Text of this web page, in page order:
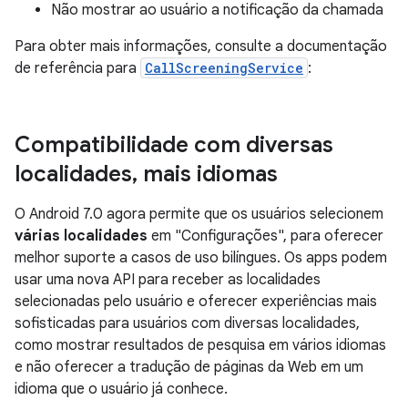
Não mostrar ao usuário a notificação da chamada
Para obter mais informações, consulte a documentação
de referência para CallScreeningService :
Compatibilidade com diversas
localidades, mais idiomas
O Android 7.0 agora permite que os usuários selecionem
várias localidades em "Configurações", para oferecer
melhor suporte a casos de uso bilíngues. Os apps podem
usar uma nova API para receber as localidades
selecionadas pelo usuário e oferecer experiências mais
sofisticadas para usuários com diversas localidades,
como mostrar resultados de pesquisa em vários idiomas
e não oferecer a tradução de páginas da Web em um
idioma que o usuário já conhece.